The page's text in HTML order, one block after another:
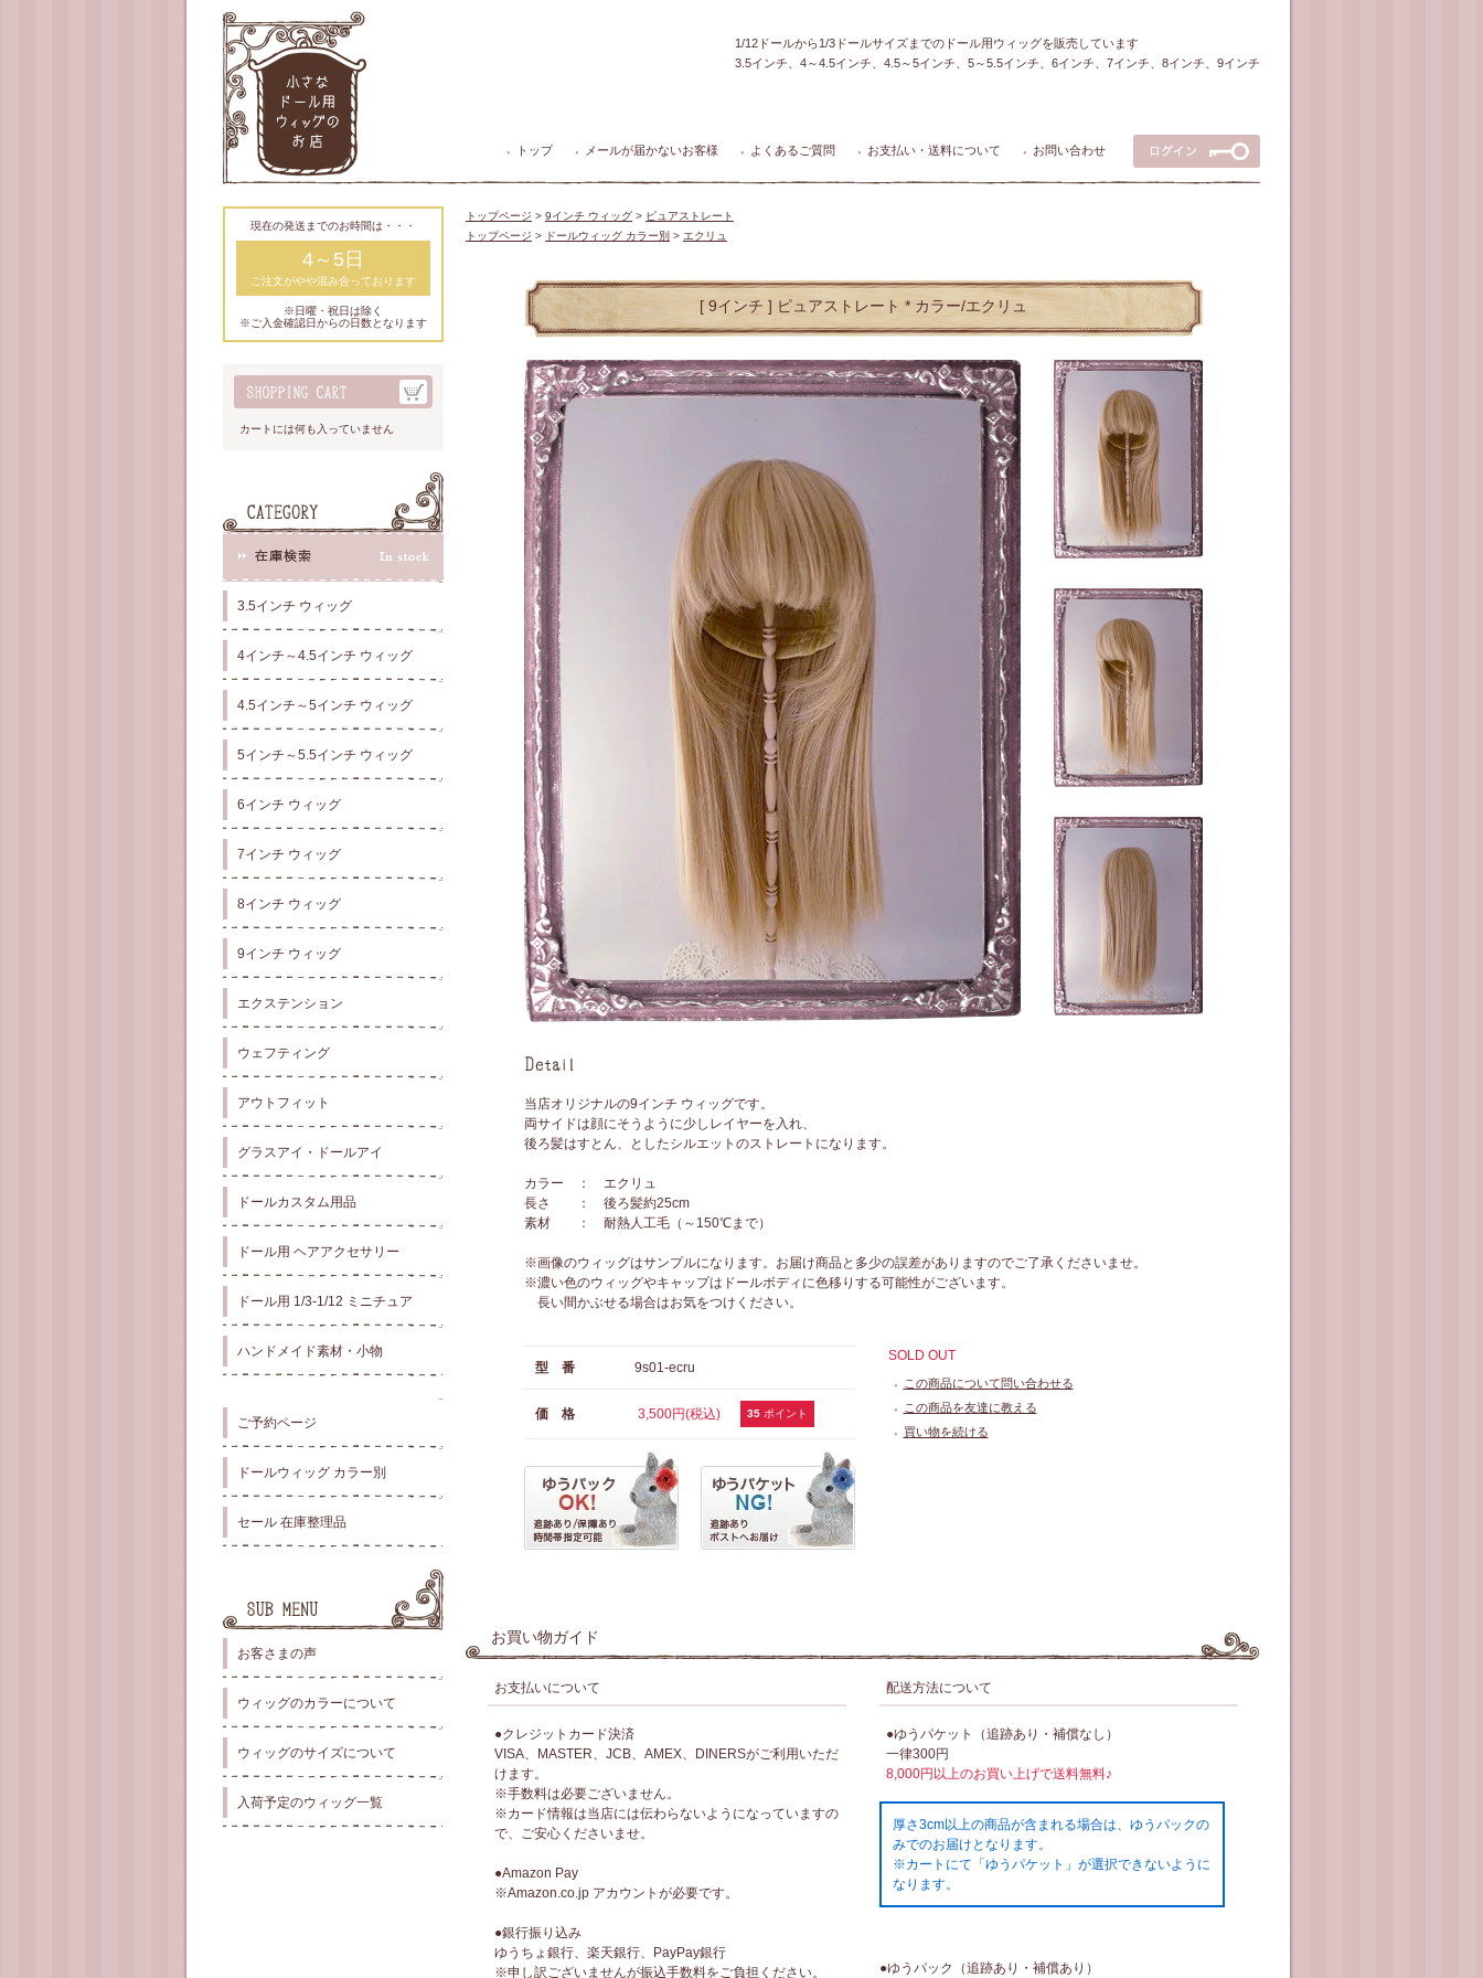
1/12ドールから1/3ドールサイズまでのドール用ウィッグを販売しています
3.5インチ、4～4.5インチ、4.5～5インチ、5～5.5インチ、6インチ、7インチ、8インチ、9インチ
● トップ ● メールが届かないお客様 ● よくあるご質問 ● お支払い・送料について ● お問い合わせ
現在の発送までのお時間は・・・
4～5日
ご注文がやや混み合っております
※日曜・祝日は除く
※ご入金確認日からの日数となります
カートには何も入っていません
3.5インチ ウィッグ
4インチ～4.5インチ ウィッグ
4.5インチ～5インチ ウィッグ
5インチ～5.5インチ ウィッグ
6インチ ウィッグ
7インチ ウィッグ
8インチ ウィッグ
9インチ ウィッグ
エクステンション
ウェフティング
アウトフィット
グラスアイ・ドールアイ
ドールカスタム用品
ドール用 ヘアアクセサリー
ドール用 1/3-1/12 ミニチュア
ハンドメイド素材・小物
ご予約ページ
ドールウィッグ カラー別
セール 在庫整理品
お客さまの声
ウィッグのカラーについて
ウィッグのサイズについて
入荷予定のウィッグ一覧
トップページ > 9インチ ウィッグ > ピュアストレート
トップページ > ドールウィッグ カラー別 > エクリュ
[ 9インチ ] ピュアストレート * カラー/エクリュ
当店オリジナルの9インチ ウィッグです。
両サイドは顔にそうように少しレイヤーを入れ、
後ろ髪はすとん、としたシルエットのストレートになります。
カラー ： エクリュ
長さ ： 後ろ髪約25cm
素材 ： 耐熱人工毛（～150℃まで）
※画像のウィッグはサンプルになります。お届け商品と多少の誤差がありますのでご了承くださいませ。
※濃い色のウィッグやキャップはドールボディに色移りする可能性がございます。
長い間かぶせる場合はお気をつけください。
型 番 9s01-ecru
価 格 3,500円(税込) 35ポイント
SOLD OUT
● この商品について問い合わせる
● この商品を友達に教える
● 買い物を続ける
お買い物ガイド
お支払いについて
●クレジットカード決済
VISA、MASTER、JCB、AMEX、DINERSがご利用いただ
けます。
※手数料は必要ございません。
※カード情報は当店には伝わらないようになっていますの
で、ご安心くださいませ。
●Amazon Pay
※Amazon.co.jp アカウントが必要です。
●銀行振り込み
ゆうちょ銀行、楽天銀行、PayPay銀行
※申し訳ございませんが振込手数料をご負担ください。
配送方法について
●ゆうパケット（追跡あり・補償なし）
一律300円
8,000円以上のお買い上げで送料無料♪
厚さ3cm以上の商品が含まれる場合は、ゆうパックの
みでのお届けとなります。
※カートにて「ゆうパケット」が選択できないように
なります。
●ゆうパック（追跡あり・補償あり）